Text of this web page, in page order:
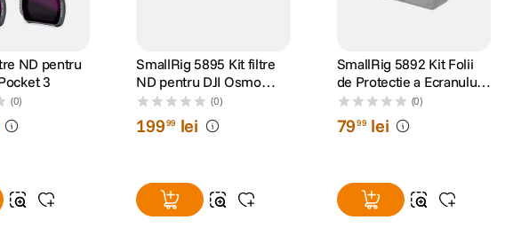
ND pentru
3
(0)
SmallRig 5895 Kit filtre
ND pentru DJI Osmo
Action 6
(0)
19999 lei
SmallRig 5892 Kit Folii
de Protectie a Ecranului
pentru DJI Osmo Action 6
(0)
7999 lei